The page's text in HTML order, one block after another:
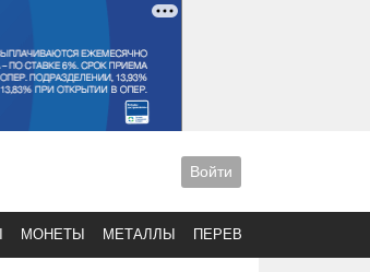
Войти
МОНЕТЫ МЕТАЛЛЫ ПЕРЕВОДЫ